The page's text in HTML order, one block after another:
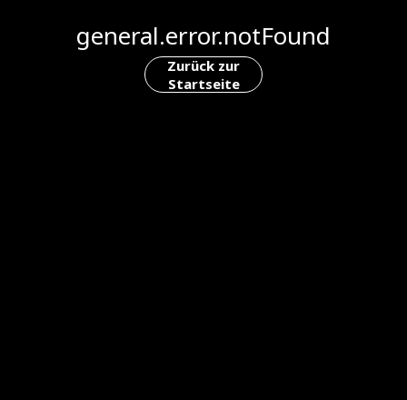
general.error.notFound
Zurück zur
Startseite